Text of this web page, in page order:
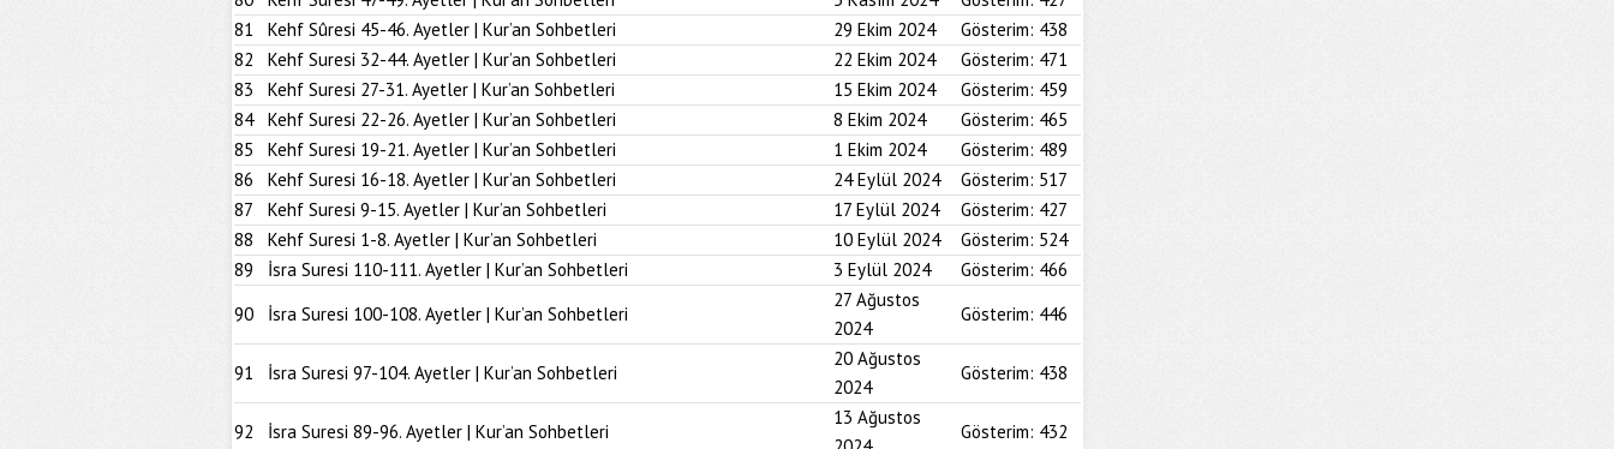
81
Kehf Sûresi 45-46. Ayetler | Kur’an Sohbetleri 29 Ekim 2024 Gösterim: 438
82
Kehf Suresi 32-44. Ayetler | Kur’an Sohbetleri 22 Ekim 2024 Gösterim: 471
83
Kehf Suresi 27-31. Ayetler | Kur’an Sohbetleri 15 Ekim 2024 Gösterim: 459
84
Kehf Suresi 22-26. Ayetler | Kur’an Sohbetleri 8 Ekim 2024 Gösterim: 465
85
Kehf Suresi 19-21. Ayetler | Kur’an Sohbetleri 1 Ekim 2024 Gösterim: 489
86
Kehf Suresi 16-18. Ayetler | Kur’an Sohbetleri 24 Eylül 2024 Gösterim: 517
87
Kehf Suresi 9-15. Ayetler | Kur’an Sohbetleri 17 Eylül 2024 Gösterim: 427
88
Kehf Suresi 1-8. Ayetler | Kur’an Sohbetleri 10 Eylül 2024 Gösterim: 524
89
İsra Suresi 110-111. Ayetler | Kur’an Sohbetleri 3 Eylül 2024 Gösterim: 466
90
İsra Suresi 100-108. Ayetler | Kur’an Sohbetleri
27 Ağustos
2024
Gösterim: 446
91 İsra Suresi 97-104. Ayetler | Kur’an Sohbetleri
20 Ağustos
2024
Gösterim: 438
92 İsra Suresi 89-96. Ayetler | Kur’an Sohbetleri
13 Ağustos
Gösterim: 432